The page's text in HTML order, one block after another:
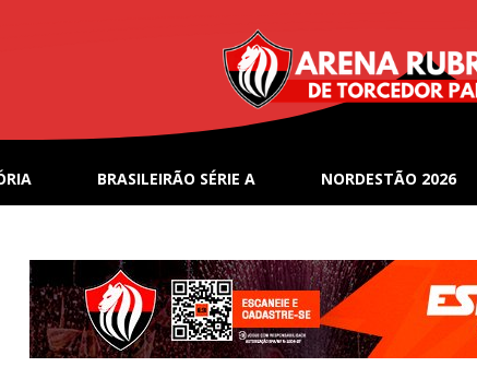
BRASILEIRÃO SÉRIE A NORDESTÃO 2026